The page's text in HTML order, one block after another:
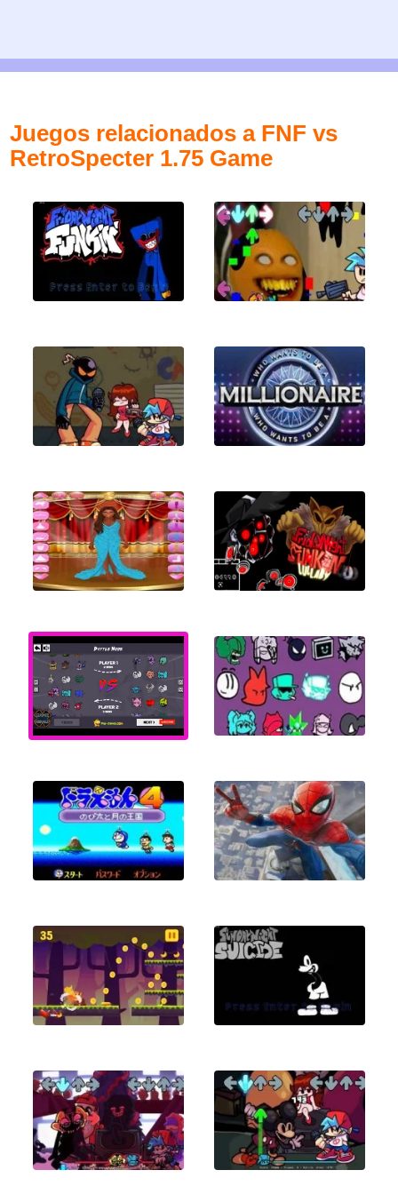
Juegos relacionados a FNF vs
RetroSpecter 1.75 Game